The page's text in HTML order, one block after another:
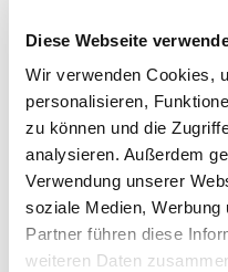
Diese Webseite
Wir verwenden Cookies,
personalisieren,
zu können und die
analysieren. Außerdem
Verwendung unserer
soziale Medien, Werbung
Partner führen diese
weiteren Daten
Bettwäsche Seide Satin